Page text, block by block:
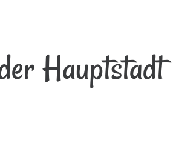
Hauptstadt